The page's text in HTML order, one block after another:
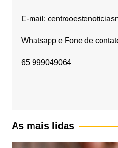
E-mail:
Whatsapp e Fone de
65 999049064
As mais lidas